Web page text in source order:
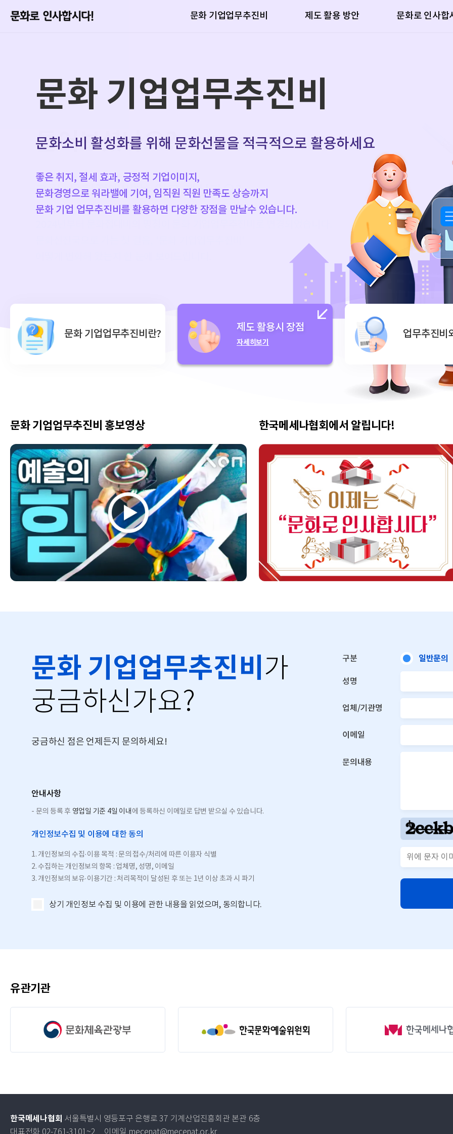
문화 기업업무추진비 제도 활용 방안 문화로 인사합
문화 기업업무추진비
들어보셨나요?
그럼 “문화접대비”는 알고 계신가요?
문화 기업업무추진비
문화소비 활성화를 위해 문화선물을 적극적으로 활용하세요
좋은 취지, 절세 효과, 긍정적 기업이미지,
문화경영으로 워라밸에 기여, 임직원 직원 만족도 상승까지
문화 기업 업무추진비를 활용하면 다양한 장점을 만날수 있습니다.
문화 기업업무추진비
적극 활용하면 법인세가 절감되는 효과가 있습니다.
일반 기업업무추진비의 한도 외에,
기업업무추진비 한도의 20% 범위에서
추가로 손금산입이 가능합니다.
문화 기업업무추진비
좋은 취지의 문화 기업업무추진비 몰라서 못쓰고 있지는 않으신가요?
문화선물, 이렇게 해보세요.
문화선물의 방법은 무엇인지, 어떻게 신고해 세제혜택을 볼수 있는지,
문화 기업업무추진비의 모든 것을 알려드립니다.
문화 기업업무추진비란?
제도 활용시 장점
자세히보기
업무추진비
문화 기업업무추진비 홍보영상 한국메세나협회에서 알립니다!
문화 기업업무추진비 가
궁금하신가요?
궁금하신 점은 언제든지 문의하세요!
안내사항
- 문의 등록 후 영업일 기준 4일 이내 에 등록하신 이메일로 답변 받으실 수 있습니다.
개인정보수집 및 이용에 대한 동의
1. 개인정보의 수집·이용 목적 : 문의 접수/처리에 따른 이용자 식별
2. 수집하는 개인정보의 항목 : 업체명, 성명, 이메일
3. 개인정보의 보유·이용기간 : 처리목적이 달성된 후 또는 1년 이상 초과 시 파기
상기 개인정보 수집 및 이용에 관한 내용을 읽었으며, 동의합니다.
구분 일반문의
성명
업체/기관명
이메일
문의내용
유관기관
한국메세나협회 서울특별시 영등포구 은행로 37 기계산업진흥회관 본관 6층